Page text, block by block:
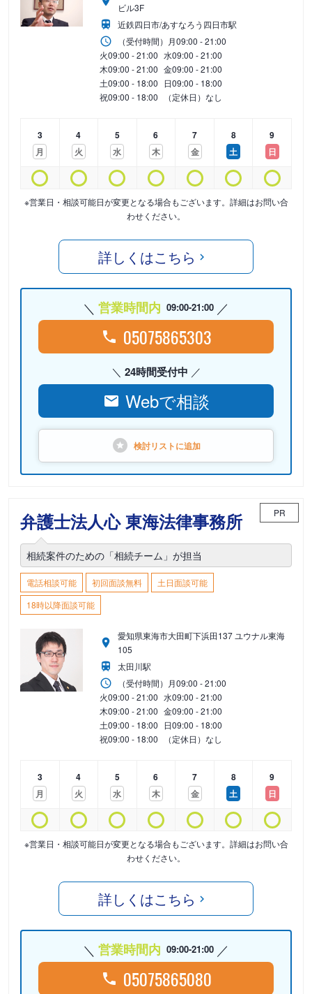
ビル3F
近鉄四日市/あすなろう四日市駅
（受付時間） 月09:00 - 21:00
火09:00 - 21:00 水09:00 - 21:00
木09:00 - 21:00 金09:00 - 21:00
土09:00 - 18:00 日09:00 - 18:00
祝09:00 - 18:00 （定休日）なし
3
月
4
火
5
水
6
木
7
金
8
土
9
日
※営業日・相談可能日が変更となる場合もございます。詳細はお問い合
わせください。
詳しくはこちら
営業時間内 09:00-21:00
05075865303
24時間受付中
Webで相談
検討リストに追加
弁護士法人心 東海法律事務所 PR
相続案件のための「相続チーム」が担当
電話相談可能 初回面談無料
土日面談可能
18時以降面談可能
愛知県東海市大田町下浜田137 ユウナル東海
105
太田川駅
（受付時間） 月09:00 - 21:00
火09:00 - 21:00 水09:00 - 21:00
木09:00 - 21:00 金09:00 - 21:00
土09:00 - 18:00 日09:00 - 18:00
祝09:00 - 18:00 （定休日）なし
3
月
4
火
5
水
6
木
7
金
8
土
9
日
※営業日・相談可能日が変更となる場合もございます。詳細はお問い合
わせください。
詳しくはこちら
営業時間内 09:00-21:00
05075865080